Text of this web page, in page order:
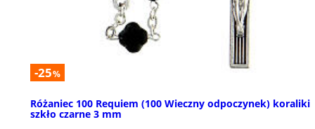
-25%
Różaniec 100 Requiem (100 Wieczny odpoczynek) koraliki
szkło czarne 3 mm